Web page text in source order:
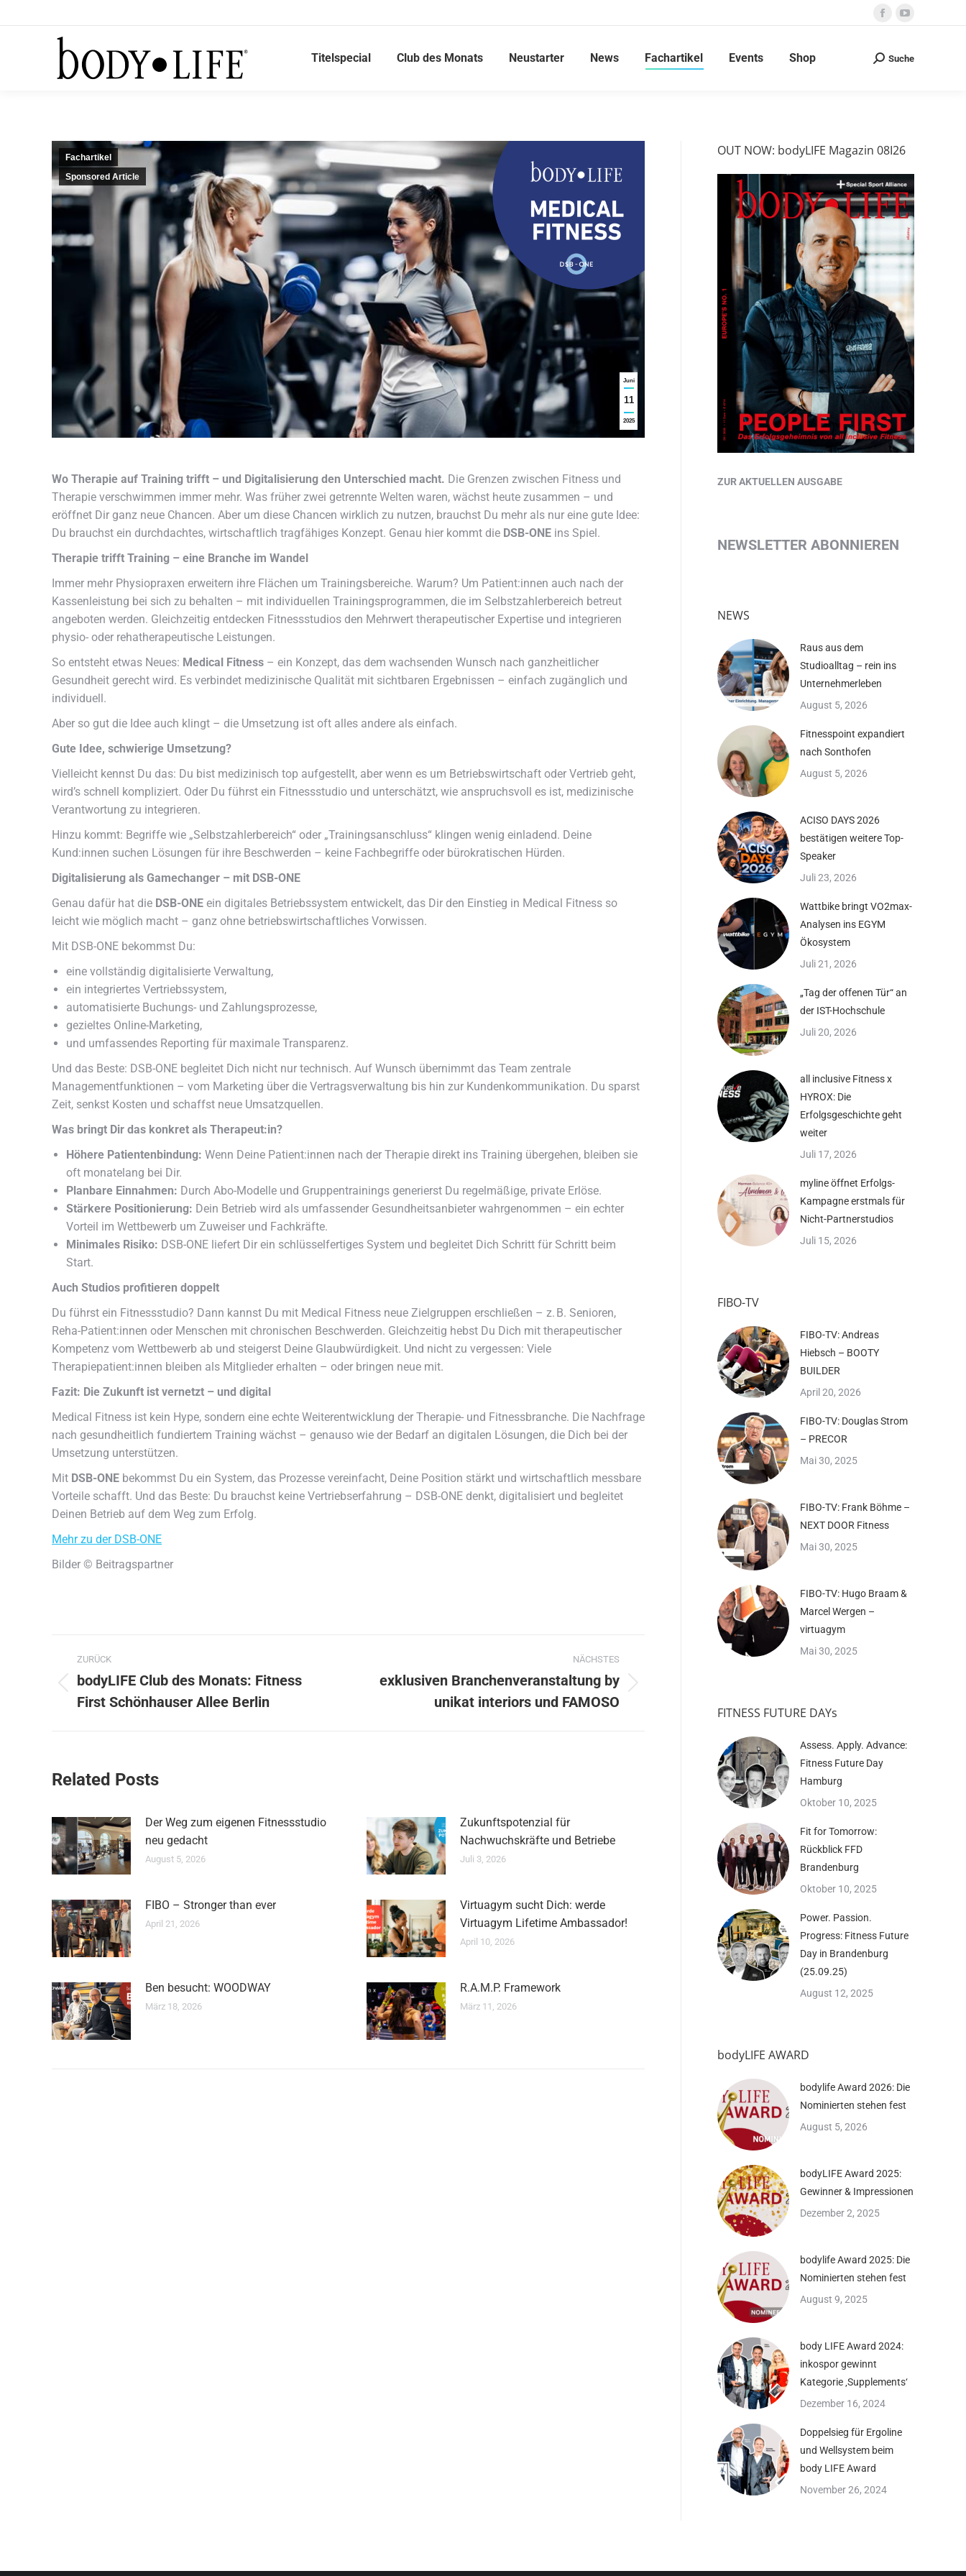
Facebook
opens
YouTube
opens
Titelspecial Club des Monats Neustarter News Fachartikel Events Shop Search:
Suche
Juni
11
2025
Fachartikel
Sponsored Article
Wo Therapie auf Training trifft – und Digitalisierung den Unterschied macht. Die Grenzen zwischen Fitness und
Therapie verschwimmen immer mehr. Was früher zwei getrennte Welten waren, wächst heute zusammen – und
eröffnet Dir ganz neue Chancen. Aber um diese Chancen wirklich zu nutzen, brauchst Du mehr als nur eine gute Idee:
Du brauchst ein durchdachtes, wirtschaftlich tragfähiges Konzept. Genau hier kommt die DSB-ONE ins Spiel.
Therapie trifft Training – eine Branche im Wandel
Immer mehr Physiopraxen erweitern ihre Flächen um Trainingsbereiche. Warum? Um Patient:innen auch nach der
Kassenleistung bei sich zu behalten – mit individuellen Trainingsprogrammen, die im Selbstzahlerbereich betreut
angeboten werden. Gleichzeitig entdecken Fitnessstudios den Mehrwert therapeutischer Expertise und integrieren
physio- oder rehatherapeutische Leistungen.
So entsteht etwas Neues: Medical Fitness – ein Konzept, das dem wachsenden Wunsch nach ganzheitlicher
Gesundheit gerecht wird. Es verbindet medizinische Qualität mit sichtbaren Ergebnissen – einfach zugänglich und
individuell.
Aber so gut die Idee auch klingt – die Umsetzung ist oft alles andere als einfach.
Gute Idee, schwierige Umsetzung?
Vielleicht kennst Du das: Du bist medizinisch top aufgestellt, aber wenn es um Betriebswirtschaft oder Vertrieb geht,
wird’s schnell kompliziert. Oder Du führst ein Fitnessstudio und unterschätzt, wie anspruchsvoll es ist, medizinische
Verantwortung zu integrieren.
Hinzu kommt: Begriffe wie „Selbstzahlerbereich“ oder „Trainingsanschluss“ klingen wenig einladend. Deine
Kund:innen suchen Lösungen für ihre Beschwerden – keine Fachbegriffe oder bürokratischen Hürden.
Digitalisierung als Gamechanger – mit DSB-ONE
Genau dafür hat die DSB-ONE ein digitales Betriebssystem entwickelt, das Dir den Einstieg in Medical Fitness so
leicht wie möglich macht – ganz ohne betriebswirtschaftliches Vorwissen.
Mit DSB-ONE bekommst Du:
eine vollständig digitalisierte Verwaltung,
ein integriertes Vertriebssystem,
automatisierte Buchungs- und Zahlungsprozesse,
gezieltes Online-Marketing,
und umfassendes Reporting für maximale Transparenz.
Und das Beste: DSB-ONE begleitet Dich nicht nur technisch. Auf Wunsch übernimmt das Team zentrale
Managementfunktionen – vom Marketing über die Vertragsverwaltung bis hin zur Kundenkommunikation. Du sparst
Zeit, senkst Kosten und schaffst neue Umsatzquellen.
Was bringt Dir das konkret als Therapeut:in?
Höhere Patientenbindung: Wenn Deine Patient:innen nach der Therapie direkt ins Training übergehen, bleiben sie
oft monatelang bei Dir.
Planbare Einnahmen: Durch Abo-Modelle und Gruppentrainings generierst Du regelmäßige, private Erlöse.
Stärkere Positionierung: Dein Betrieb wird als umfassender Gesundheitsanbieter wahrgenommen – ein echter
Vorteil im Wettbewerb um Zuweiser und Fachkräfte.
Minimales Risiko: DSB-ONE liefert Dir ein schlüsselfertiges System und begleitet Dich Schritt für Schritt beim
Start.
Auch Studios profitieren doppelt
Du führst ein Fitnessstudio? Dann kannst Du mit Medical Fitness neue Zielgruppen erschließen – z. B. Senioren,
Reha-Patient:innen oder Menschen mit chronischen Beschwerden. Gleichzeitig hebst Du Dich mit therapeutischer
Kompetenz vom Wettbewerb ab und steigerst Deine Glaubwürdigkeit. Und nicht zu vergessen: Viele
Therapiepatient:innen bleiben als Mitglieder erhalten – oder bringen neue mit.
Fazit: Die Zukunft ist vernetzt – und digital
Medical Fitness ist kein Hype, sondern eine echte Weiterentwicklung der Therapie- und Fitnessbranche. Die Nachfrage
nach gesundheitlich fundiertem Training wächst – genauso wie der Bedarf an digitalen Lösungen, die Dich bei der
Umsetzung unterstützen.
Mit DSB-ONE bekommst Du ein System, das Prozesse vereinfacht, Deine Position stärkt und wirtschaftlich messbare
Vorteile schafft. Und das Beste: Du brauchst keine Vertriebserfahrung – DSB-ONE denkt, digitalisiert und begleitet
Deinen Betrieb auf dem Weg zum Erfolg.
Mehr zu der DSB-ONE
Bilder © Beitragspartner
Kommentarnavigation
ZURÜCK
Vorheriger
Beitrag:
bodyLIFE Club des Monats: Fitness
First Schönhauser Allee Berlin
NÄCHSTES
exklusiven Branchenveranstaltung by
unikat interiors und FAMOSO
Related Posts
Der Weg zum eigenen Fitnessstudio
neu gedacht
August 5, 2026
Zukunftspotenzial für
Nachwuchskräfte und Betriebe
Juli 3, 2026
FIBO – Stronger than ever
April 21, 2026
Virtuagym sucht Dich: werde
Virtuagym Lifetime Ambassador!
April 10, 2026
Ben besucht: WOODWAY
März 18, 2026
R.A.M.P. Framework
März 11, 2026
OUT NOW: bodyLIFE Magazin 08I26
ZUR AKTUELLEN AUSGABE
NEWSLETTER ABONNIEREN
NEWS
Raus aus dem
Studioalltag – rein ins
Unternehmerleben
August 5, 2026
Fitnesspoint expandiert
nach Sonthofen
August 5, 2026
ACISO DAYS 2026
bestätigen weitere Top-
Speaker
Juli 23, 2026
Wattbike bringt VO2max-
Analysen ins EGYM
Ökosystem
Juli 21, 2026
„Tag der offenen Tür“ an
der IST-Hochschule
Juli 20, 2026
all inclusive Fitness x
HYROX: Die
Erfolgsgeschichte geht
weiter
Juli 17, 2026
myline öffnet Erfolgs-
Kampagne erstmals für
Nicht-Partnerstudios
Juli 15, 2026
FIBO-TV
FIBO-TV: Andreas
Hiebsch – BOOTY
BUILDER
April 20, 2026
FIBO-TV: Douglas Strom
– PRECOR
Mai 30, 2025
FIBO-TV: Frank Böhme –
NEXT DOOR Fitness
Mai 30, 2025
FIBO-TV: Hugo Braam &
Marcel Wergen –
virtuagym
Mai 30, 2025
FITNESS FUTURE DAYs
Assess. Apply. Advance:
Fitness Future Day
Hamburg
Oktober 10, 2025
Fit for Tomorrow:
Rückblick FFD
Brandenburg
Oktober 10, 2025
Power. Passion.
Progress: Fitness Future
Day in Brandenburg
(25.09.25)
August 12, 2025
bodyLIFE AWARD
bodylife Award 2026: Die
Nominierten stehen fest
August 5, 2026
bodyLIFE Award 2025:
Gewinner & Impressionen
Dezember 2, 2025
bodylife Award 2025: Die
Nominierten stehen fest
August 9, 2025
body LIFE Award 2024:
inkospor gewinnt
Kategorie ‚Supplements‘
Dezember 16, 2024
Doppelsieg für Ergoline
und Wellsystem beim
body LIFE Award
November 26, 2024